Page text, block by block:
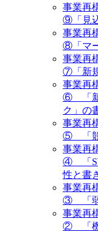
事業再
⑨「見
事業再
⑧「マ
事業再
⑦「新
事業再
⑥ 「新
ク」の
事業再
⑤ 「競
事業再
④ 「
性と書
事業再
③ 「弱
事業再
② 「機